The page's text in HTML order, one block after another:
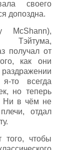
своего
допоздна.
Тэйтума,
получал от
как они
то всегда
но теперь
Ни в чём не
отдал
того, чтобы